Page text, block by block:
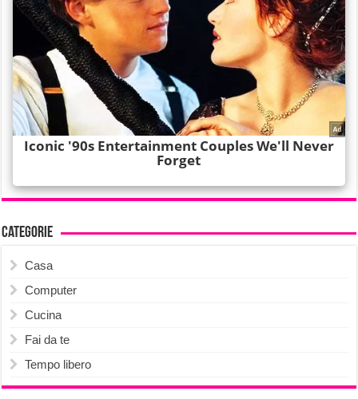
Categorie
Casa
Computer
Cucina
Fai da te
Tempo libero